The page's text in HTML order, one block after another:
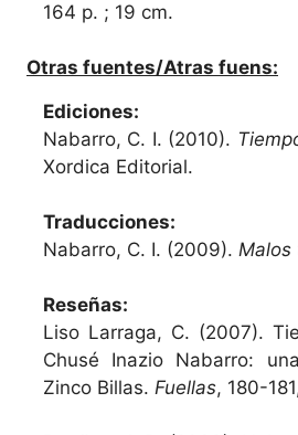
164 p. ; 19 cm.
Otras fuentes/Atras fuens:
Ediciones:
Nabarro, C. I. (2010).
Xordica Editorial.
Traducciones:
Nabarro, C. I. (2009). Malos
Reseñas:
Liso Larraga, C. (2007).
Chusé Inazio Nabarro:
Zinco Billas. Fuellas, 180-